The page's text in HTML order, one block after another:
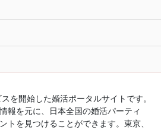
を開始した婚活ポータルサイトです。
報を元に、日本全国の婚活パーティ
トを見つけることができます。東京、